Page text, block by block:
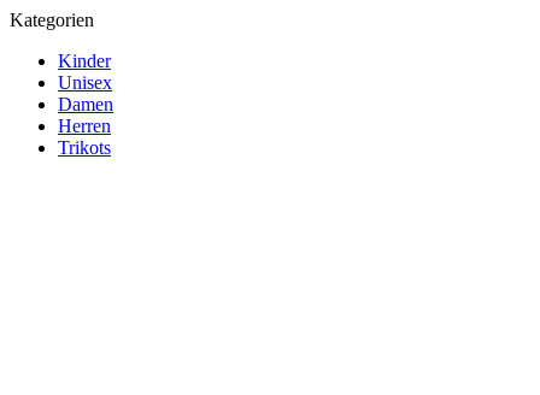
Kategorien
Kinder
Unisex
Damen
Herren
Trikots